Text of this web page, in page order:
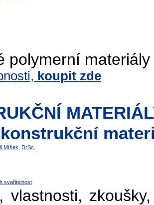
polymerní
koupit zde
Míšek DrSc.
svařitelnost
vlastnosti,